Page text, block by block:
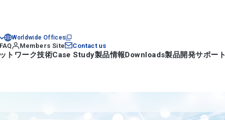
Worldwide Offices
Members Site Contact us
トワーク技術Case Study製品情報Downloads製品開発サポート